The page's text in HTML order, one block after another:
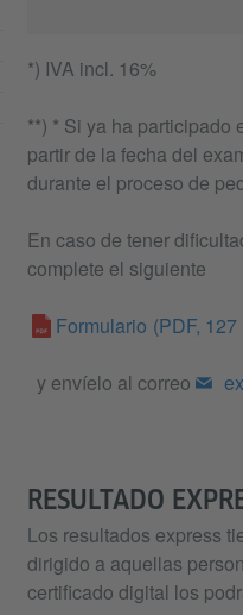
*) IVA incl. 16%
**) * Si ya ha participado
partir de la fecha del
durante el proceso de
En caso de tener
complete el siguiente
Formulario (PDF, 127
y envíelo al correo
RESULTADO
Los resultados express
dirigido a aquellas
certificado digital los